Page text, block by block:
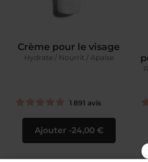
Crème pour le visage
Hydrate / Nourrit / Apaise
1 891 avis
Ajouter 24,00 €